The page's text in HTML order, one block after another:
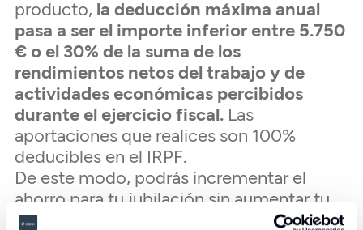
producto, la deducción máxima anual
pasa a ser el importe inferior entre 5.750
€ o el 30% de la suma de los
rendimientos netos del trabajo y de
actividades económicas percibidos
durante el ejercicio fiscal. Las
aportaciones que realices son 100%
deducibles en el IRPF.
De este modo, podrás incrementar el
ahorro para tu jubilación sin aumentar tu
base de cotización a la Seguridad Social.